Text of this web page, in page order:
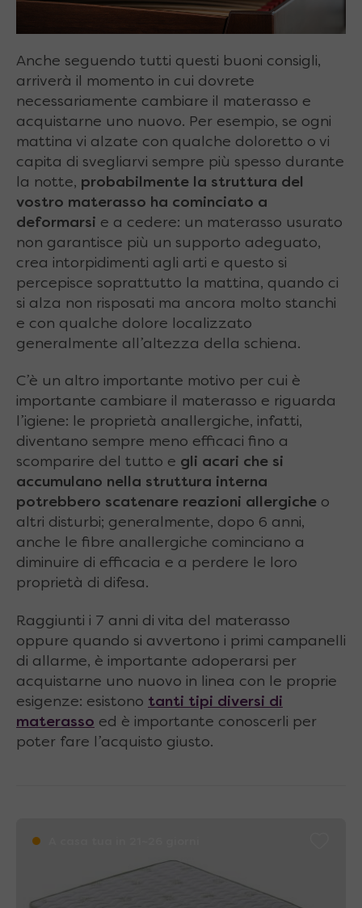
Anche seguendo tutti questi buoni consigli,
arriverà il momento in cui dovrete
necessariamente cambiare il materasso e
acquistarne uno nuovo. Per esempio, se ogni
mattina vi alzate con qualche doloretto o vi
capita di svegliarvi sempre più spesso durante
la notte, probabilmente la struttura del
vostro materasso ha cominciato a
deformarsi e a cedere: un materasso usurato
non garantisce più un supporto adeguato,
crea intorpidimenti agli arti e questo si
percepisce soprattutto la mattina, quando ci
si alza non risposati ma ancora molto stanchi
e con qualche dolore localizzato
generalmente all’altezza della schiena.
C’è un altro importante motivo per cui è
importante cambiare il materasso e riguarda
l’igiene: le proprietà anallergiche, infatti,
diventano sempre meno efficaci fino a
scomparire del tutto e gli acari che si
accumulano nella struttura interna
potrebbero scatenare reazioni allergiche o
altri disturbi; generalmente, dopo 6 anni,
anche le fibre anallergiche cominciano a
diminuire di efficacia e a perdere le loro
proprietà di difesa.
Raggiunti i 7 anni di vita del materasso
oppure quando si avvertono i primi campanelli
di allarme, è importante adoperarsi per
acquistarne uno nuovo in linea con le proprie
esigenze: esistono tanti tipi diversi di
materasso ed è importante conoscerli per
poter fare l’acquisto giusto.